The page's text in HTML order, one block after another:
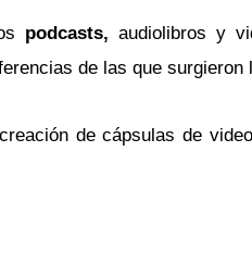
podcasts,audiolibros y
de las que
de cápsulas de